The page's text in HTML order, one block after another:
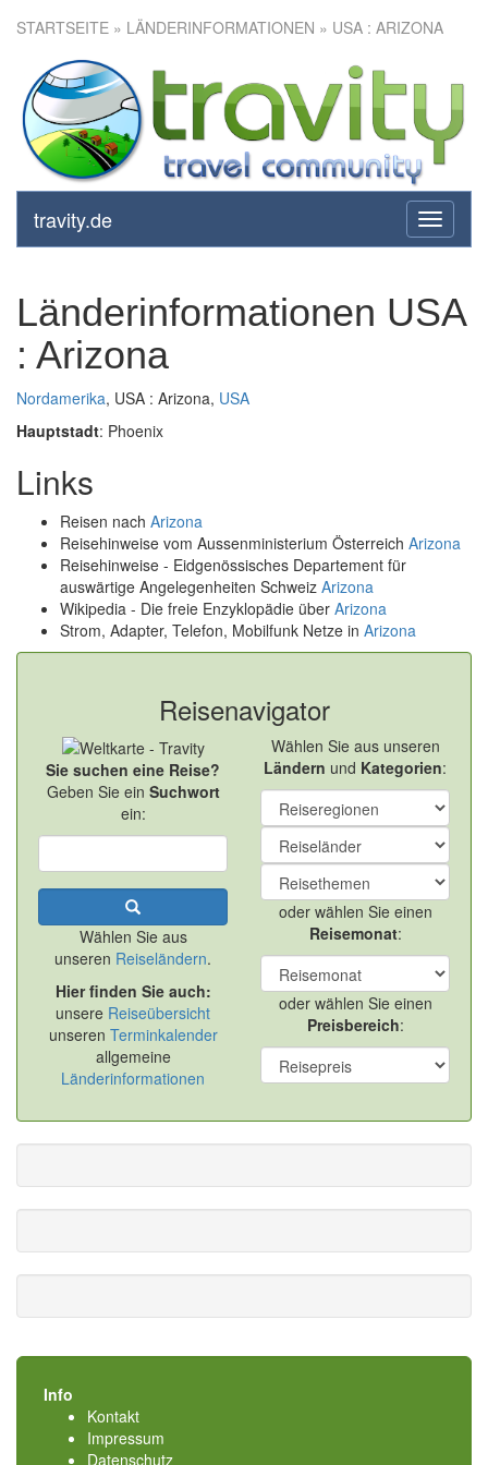
STARTSEITE » LÄNDERINFORMATIONEN » USA : ARIZONA
toggle
travity.de
Länderinformationen USA
: Arizona
Nordamerika, USA : Arizona, USA
Hauptstadt: Phoenix
Links
Reisen nach Arizona
Reisehinweise vom Aussenministerium Österreich Arizona
Reisehinweise - Eidgenössisches Departement für
auswärtige Angelegenheiten Schweiz Arizona
Wikipedia - Die freie Enzyklopädie über Arizona
Strom, Adapter, Telefon, Mobilfunk Netze in Arizona
Reisenavigator
Sie suchen eine Reise?
Geben Sie ein Suchwort
ein:
Wählen Sie aus
unseren Reiseländern.
Hier finden Sie auch:
unsere Reiseübersicht
unseren Terminkalender
allgemeine
Länderinformationen
Wählen Sie aus unseren
Ländern und Kategorien:
oder wählen Sie einen
Reisemonat:
oder wählen Sie einen
Preisbereich:
Info
Kontakt
Impressum
Datenschutz